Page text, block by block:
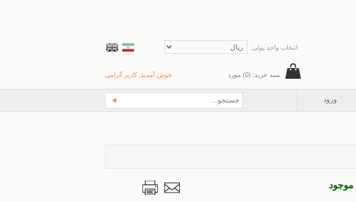
انتخاب واحد پولی:
سبد خرید: (0) مورد خوش آمدید, کاربر گرامی
ورود
موجود